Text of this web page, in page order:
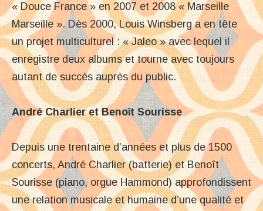
« Douce France » en 2007 et 2008 « Marseille
Marseille ». Dès 2000, Louis Winsberg a en tête
un projet multiculturel : « Jaleo » avec lequel il
enregistre deux albums et tourne avec toujours
autant de succès auprès du public.
André Charlier et Benoît Sourisse
Depuis une trentaine d’années et plus de 1500
concerts, André Charlier (batterie) et Benoît
Sourisse (piano, orgue Hammond) approfondissent
une relation musicale et humaine d’une qualité et